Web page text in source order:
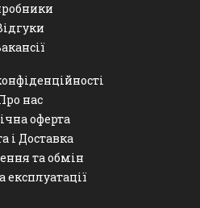
нас
оферта
і Доставка
та обмін
експлуатації